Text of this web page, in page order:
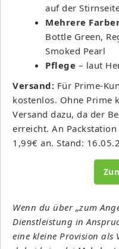
auf der
Mehrere
Bottle Green,
Smoked Pearl
Pflege – laut
Versand: Für Prime-
kostenlos. Ohne Prime
Versand dazu, da der
erreicht. An
1,99€ an. Stand:
Wenn du über „zum
Dienstleistung in
eine kleine Provision als